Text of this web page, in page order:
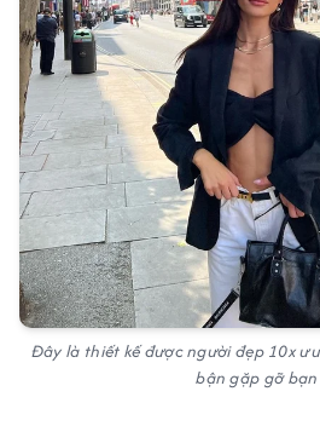
Đây là thiết kế được người đẹp 10x
bận gặp gỡ bạn